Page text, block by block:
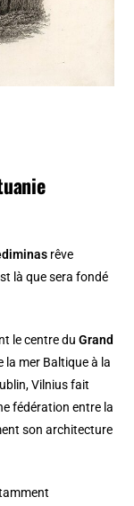
rêve
là que sera fondé
le centre duGrand
la mer Baltique à la
Vilnius fait
fédération entre la
son architecture